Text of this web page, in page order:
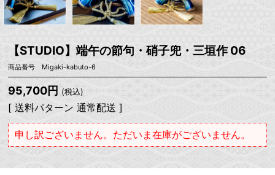
【STUDIO】端午の節句・硝子兜・三垣作 06
商品番号 Migaki-kabuto-6
95,700円 (税込)
[ 送料パターン 通常配送 ]
申し訳ございません。ただいま在庫がございません。